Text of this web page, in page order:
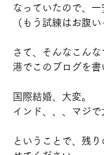
なっていたので、一
（もう試練はお腹
さて、そんなこん
港でこのブログを書
国際結婚、大変。
インド、、、マジで
ということで、残